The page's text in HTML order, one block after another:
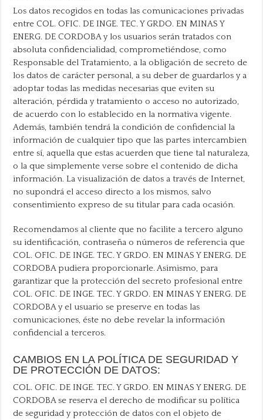
Los datos recogidos en todas las comunicaciones privadas
entre COL. OFIC. DE INGE. TEC. Y GRDO. EN MINAS Y
ENERG. DE CORDOBA y los usuarios serán tratados con
absoluta confidencialidad, comprometiéndose, como
Responsable del Tratamiento, a la obligación de secreto de
los datos de carácter personal, a su deber de guardarlos y a
adoptar todas las medidas necesarias que eviten su
alteración, pérdida y tratamiento o acceso no autorizado,
de acuerdo con lo establecido en la normativa vigente.
Además, también tendrá la condición de confidencial la
información de cualquier tipo que las partes intercambien
entre sí, aquella que estas acuerden que tiene tal naturaleza,
o la que simplemente verse sobre el contenido de dicha
información. La visualización de datos a través de Internet,
no supondrá el acceso directo a los mismos, salvo
consentimiento expreso de su titular para cada ocasión.
Recomendamos al cliente que no facilite a tercero alguno
su identificación, contraseña o números de referencia que
COL. OFIC. DE INGE. TEC. Y GRDO. EN MINAS Y ENERG. DE
CORDOBA pudiera proporcionarle. Asimismo, para
garantizar que la protección del secreto profesional entre
COL. OFIC. DE INGE. TEC. Y GRDO. EN MINAS Y ENERG. DE
CORDOBA y el usuario se preserve en todas las
comunicaciones, éste no debe revelar la información
confidencial a terceros.
CAMBIOS EN LA POLÍTICA DE SEGURIDAD Y
DE PROTECCIÓN DE DATOS:
COL. OFIC. DE INGE. TEC. Y GRDO. EN MINAS Y ENERG. DE
CORDOBA se reserva el derecho de modificar su política
de seguridad y protección de datos con el objeto de